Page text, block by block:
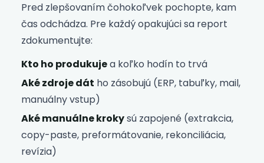
Pred zlepšovaním čohokoľvek pochopte, kam
čas odchádza. Pre každý opakujúci sa report
zdokumentujte:
Kto ho produkujea koľko hodín to trvá
Aké zdroje dát ho zásobujú (ERP, tabuľky, mail,
manuálny vstup)
Aké manuálne krokysú zapojené (extrakcia,
copy-paste, preformátovanie, rekonciliácia,
revízia)